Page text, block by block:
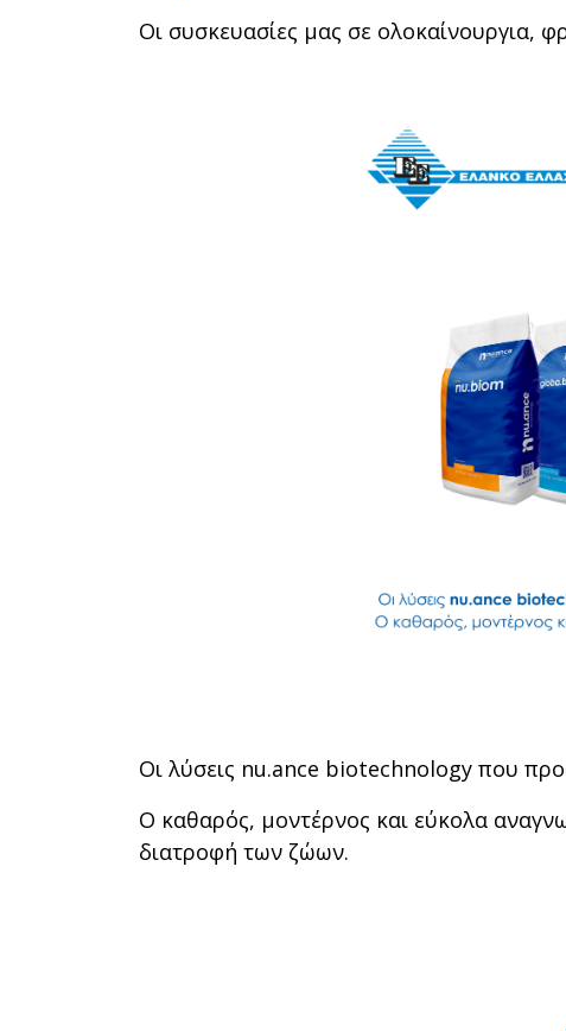
Οι συσκευασίες μας σε ολοκαίνουργια,
Οι λύσεις nu.ance biotechnology που
Ο καθαρός, μοντέρνος και εύκολα
διατροφή των ζώων.